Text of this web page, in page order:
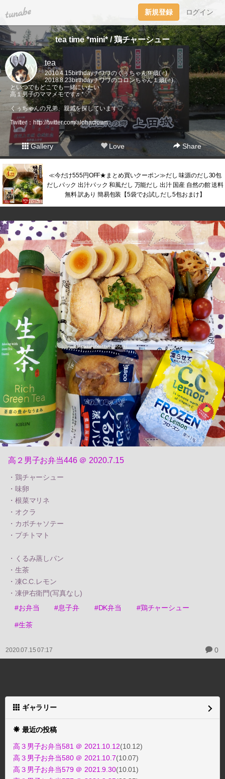
tuna.be 新規登録 ログイン
tea time *mini* / 鶏チャーシュー
tea
2010.4.15birthdayチワワのくぅちゃん９歳(♂)
2018.8.23birthdayチワワのコロンちゃん１歳(♂)
といつでもどこでも一緒にいたい
高１男子のママメモです♬*゜
くぅちゃんの兄弟、親戚を探しています♡
Twitter： http://twitter.com/alohacrown
Gallery Love Share
≪今だけ555円OFF★まとめ買いクーポン≫だし 味源のだし30包
だしパック 出汁パック 和風だし 万能だし 出汁 国産 自然の館 送料
無料 訳あり 簡易包装【5袋でお試しだし5包おまけ】
高２男子お弁当446 ＠ 2020.7.15
・鶏チャーシュー
・味卵
・根菜マリネ
・オクラ
・カボチャソテー
・プチトマト
・くるみ蒸しパン
・生茶
・凍C.C.レモン
・凍伊右衛門(写真なし)
#お弁当
#息子弁 #DK弁当 #鶏チャーシュー
#生茶
2020.07.15 07:17 0
ギャラリー
最近の投稿
高３男子お弁当581 ＠ 2021.10.12(10.12)
高３男子お弁当580 ＠ 2021.10.7(10.07)
高３男子お弁当579 ＠ 2021.9.30(10.01)